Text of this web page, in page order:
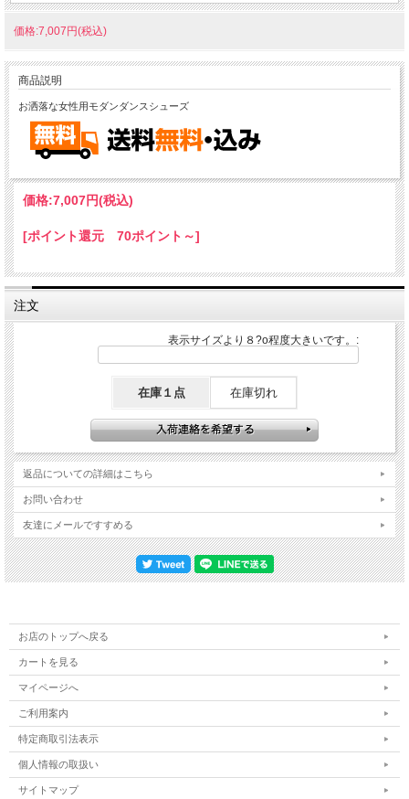
価格:7,007円(税込)
商品説明
お洒落な女性用モダンダンスシューズ
価格:7,007円(税込)
[ポイント還元 70ポイント～]
注文
表示サイズより８?o程度大きいです。:
在庫１点 在庫切れ
返品についての詳細はこちら
お問い合わせ
友達にメールですすめる
お店のトップへ戻る
カートを見る
マイページへ
ご利用案内
特定商取引法表示
個人情報の取扱い
サイトマップ